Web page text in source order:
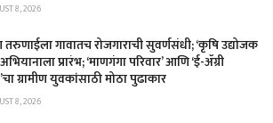
8, 2026
तरुणाईला गावातच रोजगाराची सुवर्णसंधी; ‘कृषि उद्योजक
प्रारंभ; ‘माणगंगा परिवार’ आणि ‘ई-ॲग्री
ग्रामीण युवकांसाठी मोठा पुढाकार
8, 2026